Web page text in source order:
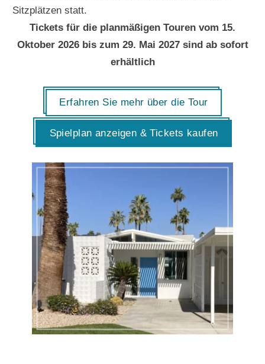
Sitzplätzen statt.
Tickets für die planmäßigen Touren vom 15.
Oktober 2026 bis zum 29. Mai 2027 sind ab sofort
erhältlich
Erfahren Sie mehr über die Tour
Spielplan anzeigen & Tickets kaufen